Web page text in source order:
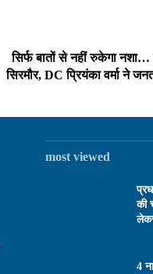
सिर्फ बातों से नहीं रुकेगा
सिरमौर, DC प्रियंका वर्मा ने
most viewed
की
4